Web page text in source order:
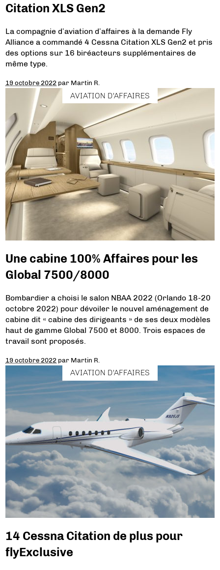
Citation XLS Gen2
La compagnie d’aviation d’affaires à la demande Fly
Alliance a commandé 4 Cessna Citation XLS Gen2 et pris
des options sur 16 biréacteurs supplémentaires de
même type.
19 octobre 2022 par Martin R.
AVIATION D'AFFAIRES
Une cabine 100% Affaires pour les
Global 7500/8000
Bombardier a choisi le salon NBAA 2022 (Orlando 18-20
octobre 2022) pour dévoiler le nouvel aménagement de
cabine dit « cabine des dirigeants » de ses deux modèles
haut de gamme Global 7500 et 8000. Trois espaces de
travail sont proposés.
19 octobre 2022 par Martin R.
AVIATION D'AFFAIRES
14 Cessna Citation de plus pour
flyExclusive